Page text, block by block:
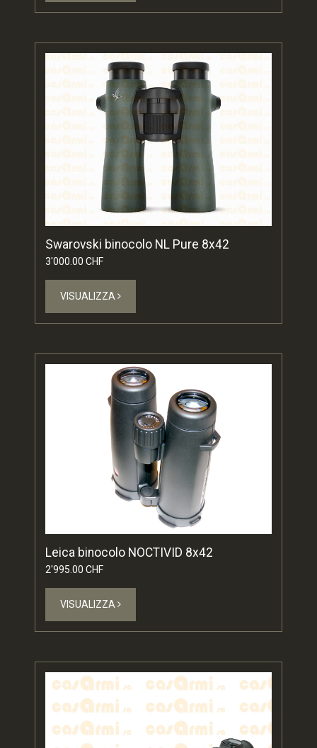
Swarovski binocolo NL Pure 8x42
3'000.00 CHF
VISUALIZZA
Leica binocolo NOCTIVID 8x42
2'995.00 CHF
VISUALIZZA